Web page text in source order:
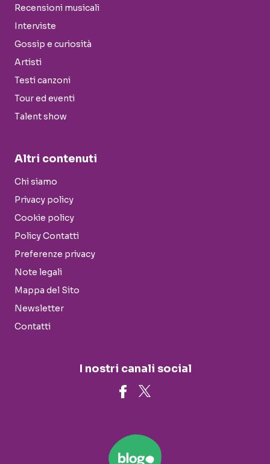
Recensioni musicali
Interviste
Gossip e curiosità
Artisti
Testi canzoni
Tour ed eventi
Talent show
Altri contenuti
Chi siamo
Privacy policy
Cookie policy
Policy Contatti
Preferenze privacy
Note legali
Mappa del Sito
Newsletter
Contatti
I nostri canali social